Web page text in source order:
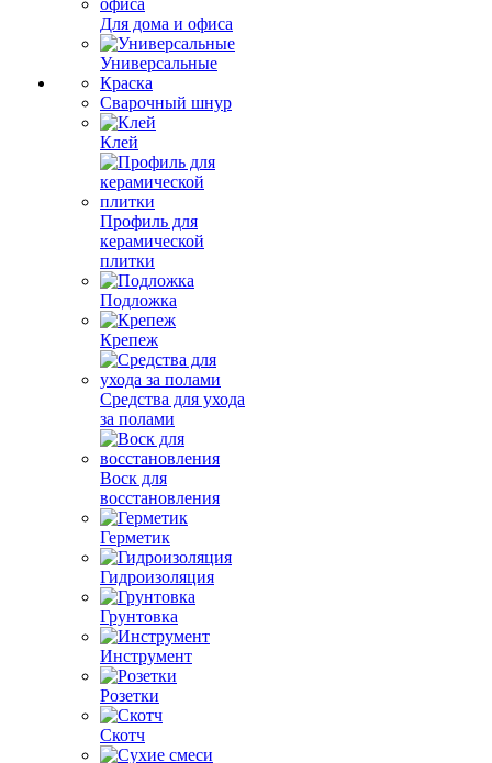
Для дома и офиса
Универсальные
Краска
Сварочный шнур
Клей
Профиль для
керамической
плитки
Подложка
Крепеж
Средства для ухода
за полами
Воск для
восстановления
Герметик
Гидроизоляция
Грунтовка
Инструмент
Розетки
Скотч